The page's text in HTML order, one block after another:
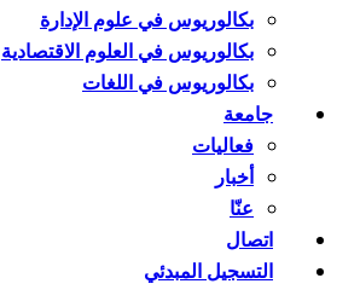
بكالوريوس في علوم الإدارة
بكالوريوس في العلوم الاقتصادية
بكالوريوس في اللغات
جامعة
فعاليات
أخبار
عنّا
اتصال
التسجيل المبدئي